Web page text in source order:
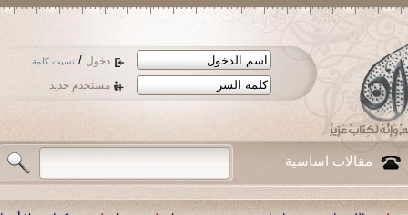
دخول / نسيت كلمة
مستخدم جديد
مقالات اساسية